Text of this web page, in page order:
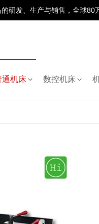
研发、生产与销售，全球80
通机床 数控机床